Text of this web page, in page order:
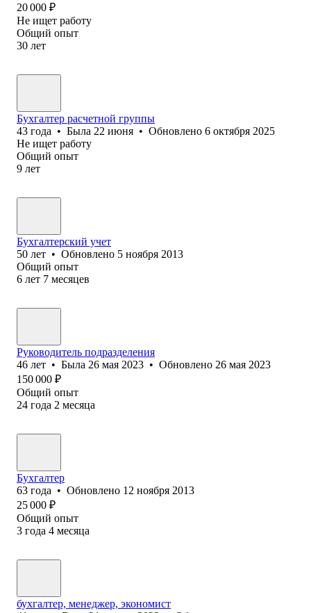
20 000 ₽
Не ищет работу
Общий опыт
30 лет
Бухгалтер расчетной группы
43 года • Была 22 июня • Обновлено 6 октября 2025
Не ищет работу
Общий опыт
9 лет
Бухгалтерский учет
50 лет • Обновлено 5 ноября 2013
Общий опыт
6 лет 7 месяцев
Руководитель подразделения
46 лет • Была 26 мая 2023 • Обновлено 26 мая 2023
150 000 ₽
Общий опыт
24 года 2 месяца
Бухгалтер
63 года • Обновлено 12 ноября 2013
25 000 ₽
Общий опыт
3 года 4 месяца
бухгалтер, менеджер, экономист